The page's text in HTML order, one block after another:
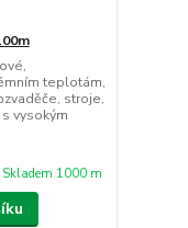
teplotám,
stroje,
vysokým
Skladem 1000 m